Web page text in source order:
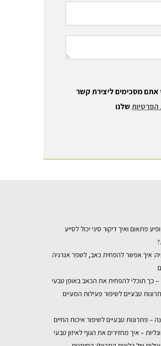
מסכימים ליצירת קשר
הפרטיותשלנו
פתאום ואיך דיקור סיני יכול לסייע
איך אפשר להפחית כאב, לשפר אנרגיה
– כך תוכלי להפחית את הכאב באופן טבעי
טבעיים לשיפור פעילות המעיים
– פתרונות טבעיים לשיפור איכות החיים
– איך מחזירים את הגוף לאיזון טבעי